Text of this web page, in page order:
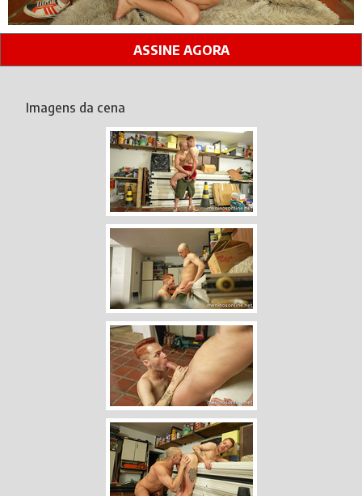
ASSINE AGORA
Imagens da cena